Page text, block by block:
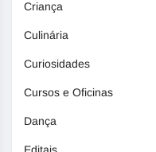
Criança
Culinária
Curiosidades
Cursos e Oficinas
Dança
Editais